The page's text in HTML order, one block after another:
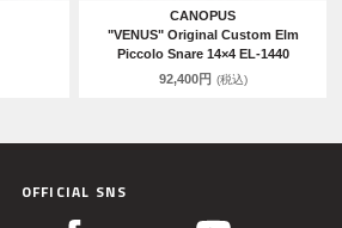
CANOPUS
"VENUS" Original Custom Elm
Piccolo Snare 14×4 EL-1440
92,400円 (税込)
OFFICIAL SNS